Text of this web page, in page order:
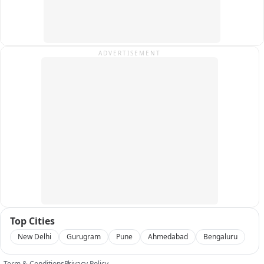
नागपुरात आल्यानंतर खरेदी केल्या याचा तपास पोलीस करत आहे... एवढेच
ADVERTISEMENT
Top Cities
New Delhi Gurugram Pune Ahmedabad Bengaluru